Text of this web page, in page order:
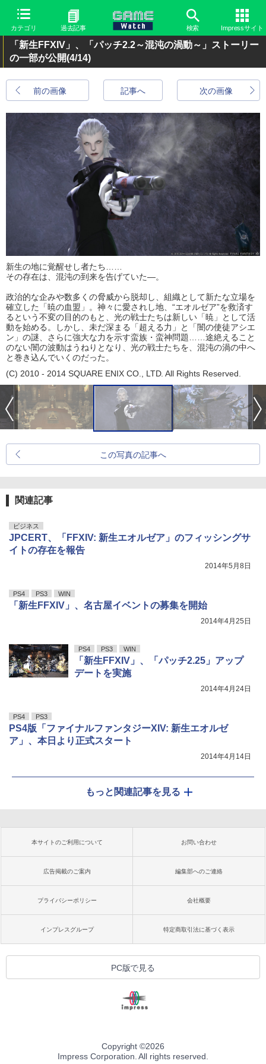
カテゴリ 過去記事 検索 Impressサイト
「新生FFXIV」、「パッチ2.2～混沌の渦動～」ストーリー
の一部が公開(4/14)
前の画像 次の画像
記事へ
新生の地に覚醒せし者たち……
その存在は、混沌の到来を告げていた―。
政治的な企みや数多くの脅威から脱却し、組織として新たな立場を
確立した「暁の血盟」。神々に愛されし地、“エオルゼア”を救済す
るという不変の目的のもと、光の戦士たちは新しい「暁」として活
動を始める。しかし、未だ深まる「超える力」と「闇の使徒アシエ
ン」の謎、さらに強大な力を示す蛮族・蛮神問題……途絶えること
のない闇の波動はうねりとなり、光の戦士たちを、混沌の渦の中へ
と巻き込んでいくのだった。
(C) 2010 - 2014 SQUARE ENIX CO., LTD. All Rights Reserved.
この写真の記事へ
関連記事
ビジネス
JPCERT、「FFXIV: 新生エオルゼア」のフィッシングサ
イトの存在を報告
2014年5月8日
PS4 PS3 WIN
「新生FFXIV」、名古屋イベントの募集を開始
2014年4月25日
PS4 PS3 WIN
「新生FFXIV」、「パッチ2.25」アップ
デートを実施
2014年4月24日
PS4 PS3
PS4版「ファイナルファンタジーXIV: 新生エオルゼ
ア」、本日より正式スタート
2014年4月14日
もっと関連記事を見る
本サイトのご利用について お問い合わせ
広告掲載のご案内 編集部へのご連絡
プライバシーポリシー 会社概要
インプレスグループ 特定商取引法に基づく表示
PC版で見る
Copyright ©2026
Impress Corporation. All rights reserved.